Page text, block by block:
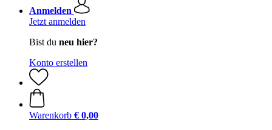
Anmelden
Jetzt anmelden
Bist du neu hier?
Konto erstellen
Warenkorb € 0,00